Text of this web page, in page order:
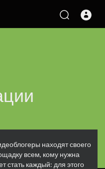
находят своего
всем, кому нужна
стать каждый: для этого